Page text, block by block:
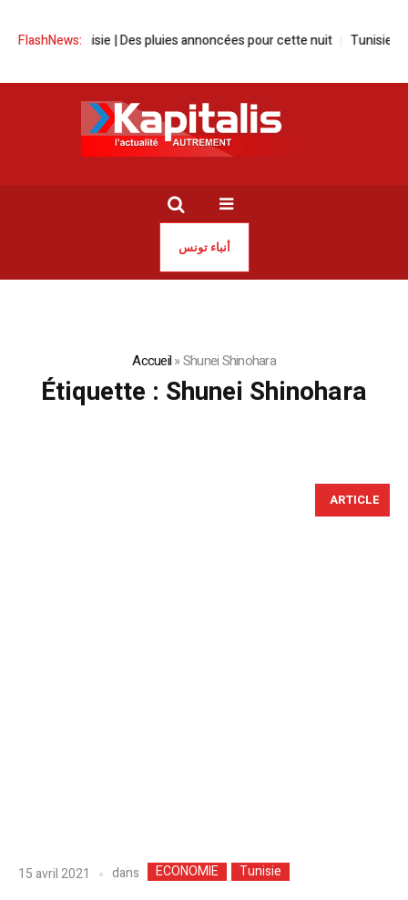
FlashNews:
Météo-Tunisie | Des pluies annoncées pour cette nuit Tunisie |
أنباء تونس
Accueil»Shunei Shinohara
Étiquette : Shunei Shinohara
ARTICLE
15 avril 2021 dans ECONOMIE Tunisie